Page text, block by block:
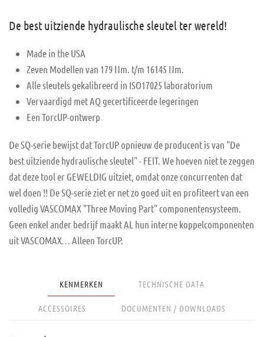
De best uitziende hydraulische sleutel ter wereld!
Made in the USA
Zeven Modellen van 179 Nm. t/m 16145 Nm.
Alle sleutels gekalibreerd in ISO17025 laboratorium
Vervaardigd met AQ gecertificeerde legeringen
Een TorcUP-ontwerp
De SQ-serie bewijst dat TorcUP opnieuw de producent is van "De
best uitziende hydraulische sleutel" - FEIT. We hoeven niet te zeggen
dat deze tool er GEWELDIG uitziet, omdat onze concurrenten dat
wel doen !! De SQ-serie ziet er net zo goed uit en profiteert van een
volledig VASCOMAX "Three Moving Part" componentensysteem.
Geen enkel ander bedrijf maakt AL hun interne koppelcomponenten
uit VASCOMAX… Alleen TorcUP.
KENMERKEN TECHNISCHE DATA
ACCESSOIRES DOCUMENTEN / DOWNLOADS